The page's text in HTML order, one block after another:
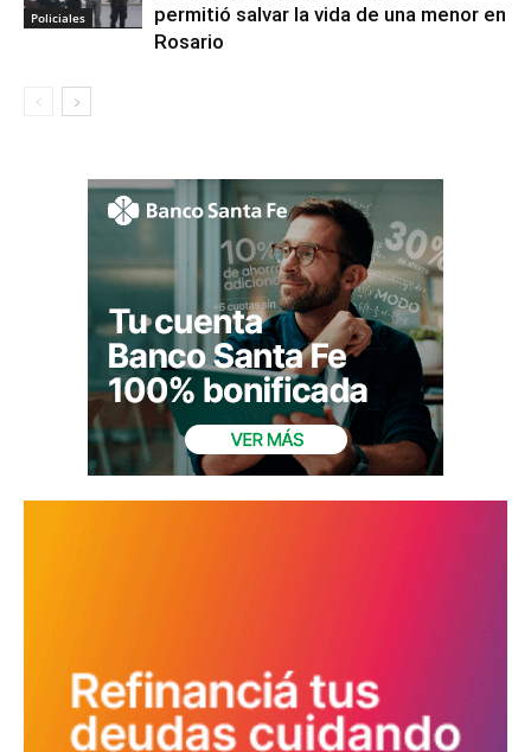
Policiales
permitió salvar la vida de una menor en
Rosario